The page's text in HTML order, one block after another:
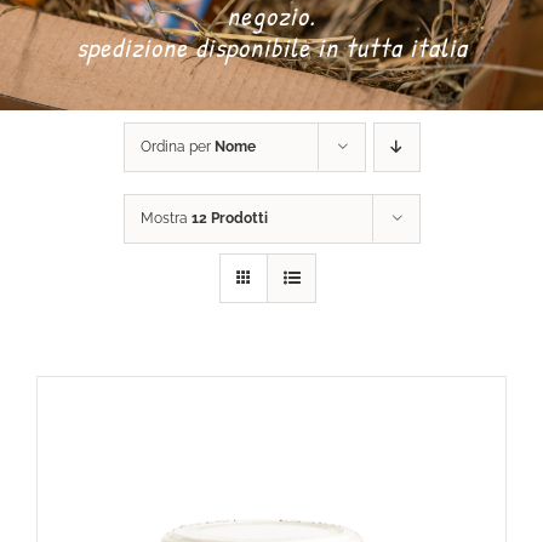
DONA ORA
negozio.
spedizione disponibile in tutta italia
Ordina per Nome
Mostra 12 Prodotti